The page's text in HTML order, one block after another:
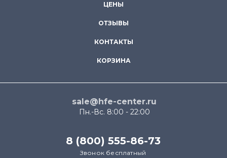
ЦЕНЫ
ОТЗЫВЫ
КОНТАКТЫ
КОРЗИНА
sale@hfe-center.ru
Пн.-Вс. 8:00 - 22:00
8 (800) 555-86-73
Звонок бесплатный